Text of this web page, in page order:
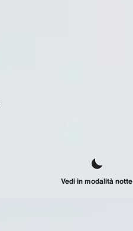
Vedi in modalità notte